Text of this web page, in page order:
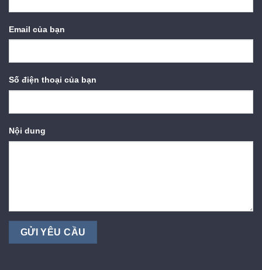
Email của bạn
Số điện thoại của bạn
Nội dung